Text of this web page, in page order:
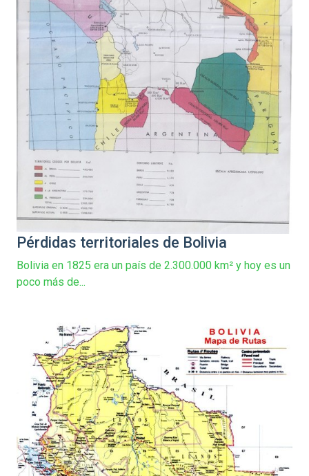
Pérdidas territoriales de Bolivia
Bolivia en 1825 era un país de 2.300.000 km² y hoy es un
poco más de...